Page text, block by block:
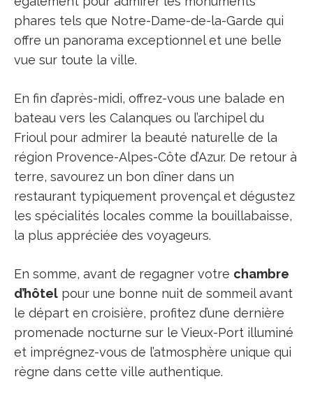
phares tels que Notre-Dame-de-la-Garde qui
offre un panorama exceptionnel et une belle
vue sur toute la ville.
En fin d’après-midi, offrez-vous une balade en
bateau vers les Calanques ou l’archipel du
Frioul pour admirer la beauté naturelle de la
région Provence-Alpes-Côte d’Azur. De retour à
terre, savourez un bon dîner dans un
restaurant typiquement provençal et dégustez
les spécialités locales comme la bouillabaisse,
la plus appréciée des voyageurs.
En somme, avant de regagner votre chambre
d’hôtel pour une bonne nuit de sommeil avant
le départ en croisière, profitez d’une dernière
promenade nocturne sur le Vieux-Port illuminé
et imprégnez-vous de l’atmosphère unique qui
règne dans cette ville authentique.